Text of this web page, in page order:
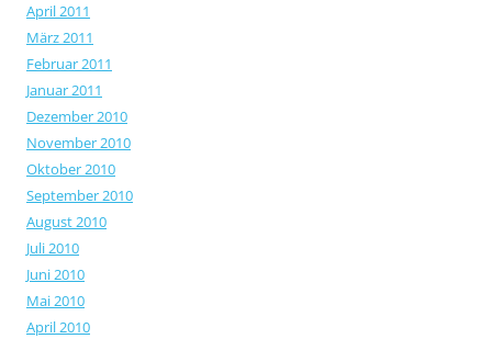
April 2011
März 2011
Februar 2011
Januar 2011
Dezember 2010
November 2010
Oktober 2010
September 2010
August 2010
Juli 2010
Juni 2010
Mai 2010
April 2010